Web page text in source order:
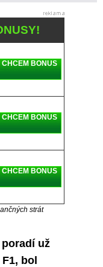
CHCEM BONUS
CHCEM BONUS
CHCEM BONUS
strát
už
bol